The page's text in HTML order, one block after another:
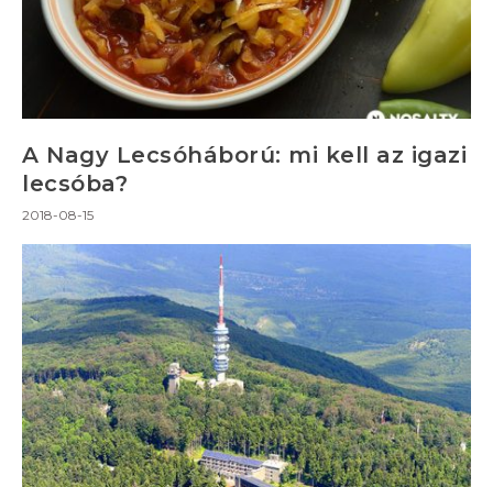
A Nagy Lecsóháború: mi kell az igazi
lecsóba?
2018-08-15